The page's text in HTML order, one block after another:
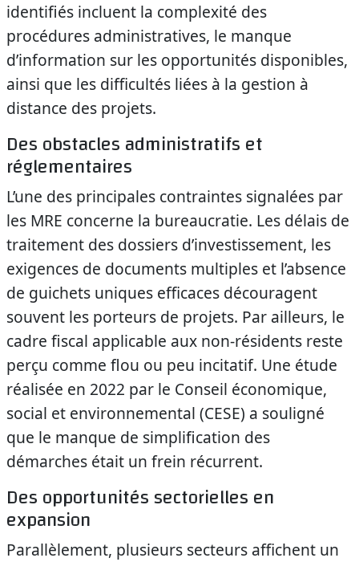
identifiés incluent la complexité des
procédures administratives, le manque
d’information sur les opportunités disponibles,
ainsi que les difficultés liées à la gestion à
distance des projets.
Des obstacles administratifs et
réglementaires
L’une des principales contraintes signalées par
les MRE concerne la bureaucratie. Les délais de
traitement des dossiers d’investissement, les
exigences de documents multiples et l’absence
de guichets uniques efficaces découragent
souvent les porteurs de projets. Par ailleurs, le
cadre fiscal applicable aux non-résidents reste
perçu comme flou ou peu incitatif. Une étude
réalisée en 2022 par le Conseil économique,
social et environnemental (CESE) a souligné
que le manque de simplification des
démarches était un frein récurrent.
Des opportunités sectorielles en
expansion
Parallèlement, plusieurs secteurs affichent un